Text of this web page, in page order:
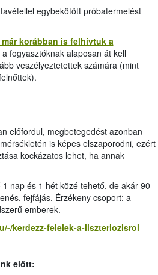
egybekötött próbatermelést
korábban is felhívtuk a
fogyasztóknak alaposan át kell
veszélyeztetettek számára (mint
előfordul, megbetegedést azonban
is képes elszaporodni, ezért
kockázatos lehet, ha annak
nap és 1 hét közé tehető, de akár 90
fejfájás. Érzékeny csoport: a
emberek.
kerdezz-felelek-a-liszteriozisrol
előtt: